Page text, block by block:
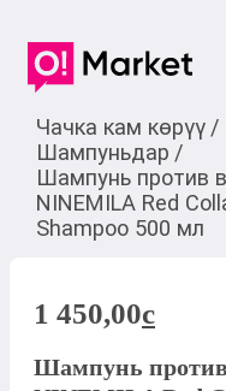
Чачка кам көрүү /
Шампуньдар /
Шампунь против
NINEMILA Red
Shampoo 500 мл
1 450,00c
Шампунь